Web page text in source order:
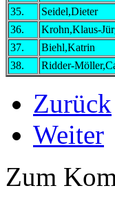
35.
Seidel,Dieter
36.
Krohn,Klaus-
37.
Biehl,Katrin
38.
Ridder-
Zurück
Weiter
Zum